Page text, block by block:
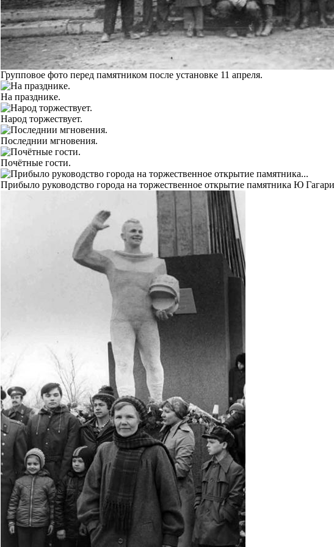
Групповое фото перед памятником после установке 11 апреля.
На празднике.
Народ торжествует.
Последнии мгновения.
Почётные гости.
Прибыло руководство города на торжественное открытие памятника Ю